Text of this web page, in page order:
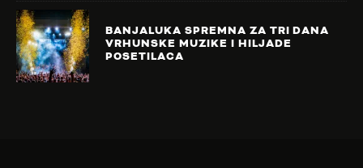
BANJALUKA SPREMNA ZA TRI DANA
VRHUNSKE MUZIKE I HILJADE
POSETILACA